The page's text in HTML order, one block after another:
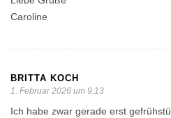
Caroline
BRITTA KOCH
1. Februar 2026 um 9:13
Ich habe zwar gerade erst